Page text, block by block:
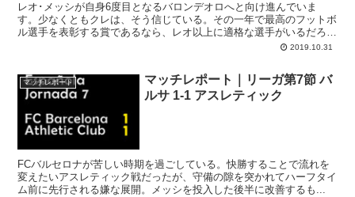
レオ･メッシが自身6度目となるバロンデオロへと向け進んでいま
す。少なくともクレは、そう信じている。その一年で最高のフットボ
ル選手を表彰する賞であるなら、レオ以上に適格な選手がいるだろう
かと。先週末のバジャドリー戦はその新たなる証明でした。では一方
レを魅了するフットボール哲学の復活へと向けて順調かというと正
直、期待薄です。
2019.10.31
マッチレポート
マッチレポート｜リーガ第7節 バ
ルサ 1-1 アスレティック
FCバルセロナが苦しい時期を過ごしている。快勝することで流れを
変えたいアスレティック戦だったが、守備の隙を突かれてハーフタイ
ム前に先行される嫌な展開。メッシを投入した後半に改善するも...